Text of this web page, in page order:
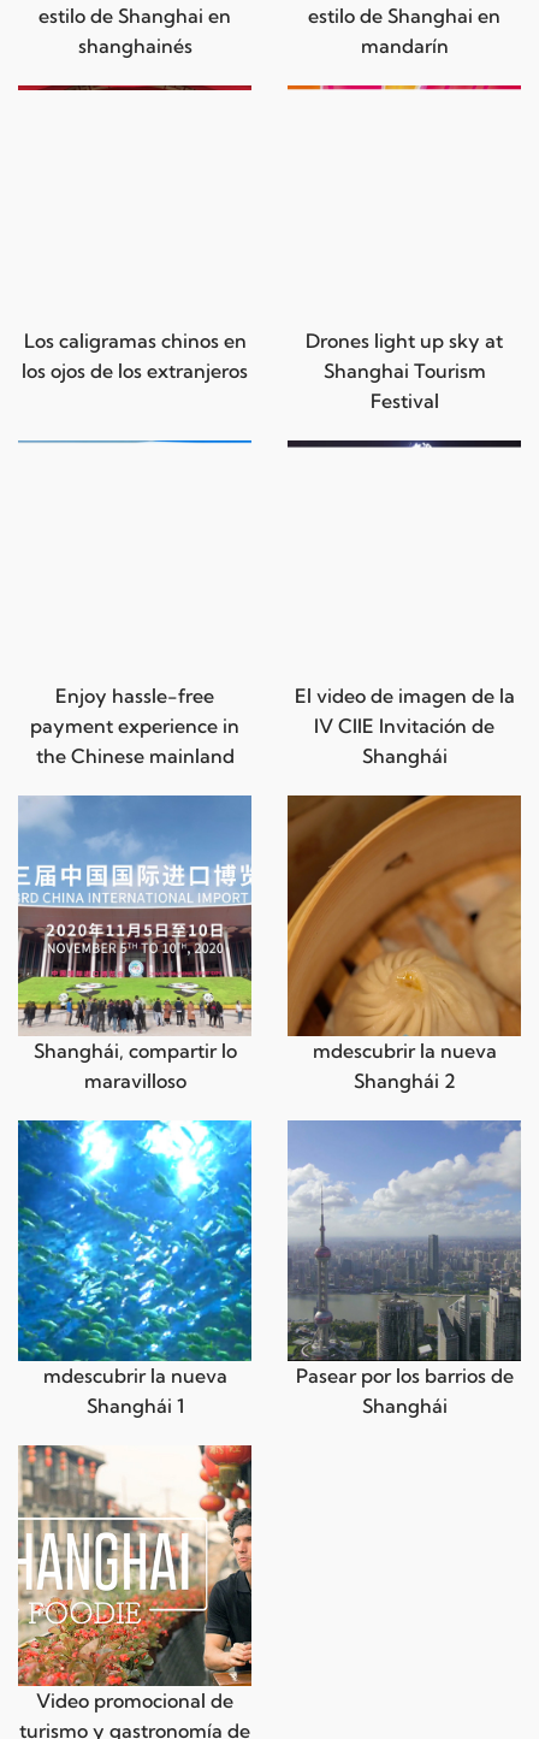
estilo de Shanghai en
shanghainés
estilo de Shanghai en
mandarín
Los caligramas chinos en
los ojos de los extranjeros
Drones light up sky at
Shanghai Tourism
Festival
Enjoy hassle-free
payment experience in
the Chinese mainland
El video de imagen de la
IV CIIE Invitación de
Shanghái
Shanghái, compartir lo
maravilloso
mdescubrir la nueva
Shanghái 2
mdescubrir la nueva
Shanghái 1
Pasear por los barrios de
Shanghái
Video promocional de
turismo y gastronomía de